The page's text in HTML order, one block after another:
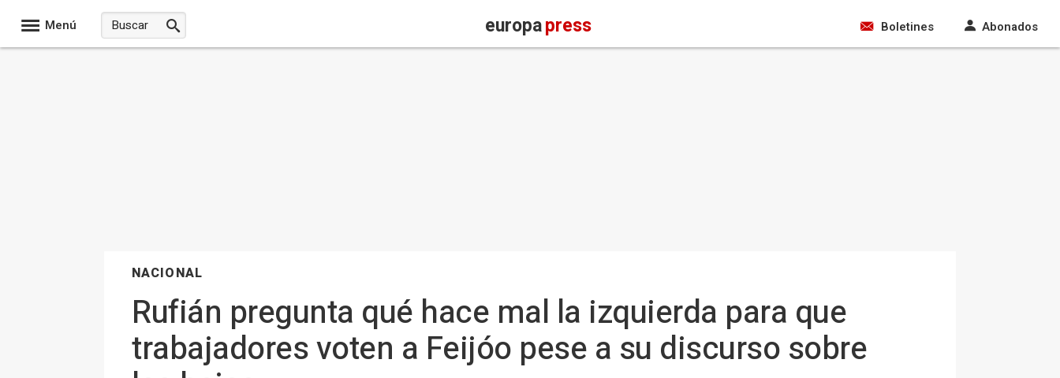
Menú europapress Boletines Abonados
NACIONAL
Rufián pregunta qué hace mal la izquierda para que
trabajadores voten a Feijóo pese a su discurso sobre